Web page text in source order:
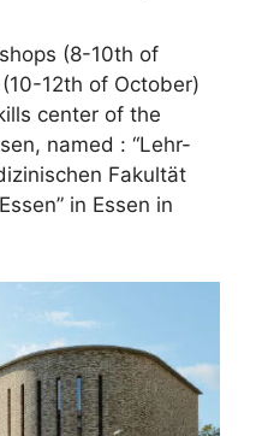
(8-10th of
12th of October)
center of the
named : “Lehr-
Fakultät
in Essen in